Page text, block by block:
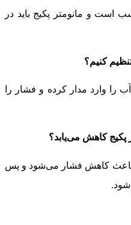
۱ تا ۱.۵ بار مناسب است و مانومتر پکیج باید در
کنیم؟
را وارد مدار کرده و فشار را
پکیج کاهش می‌یابد؟
باعث کاهش فشار می‌شود و پس
شود.